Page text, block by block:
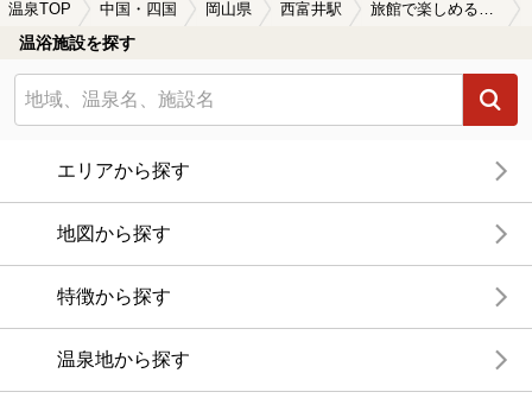
温泉TOP 中国・四国 岡山県 西富井駅 旅館で楽しめる西富井駅近くの温泉、日帰り温泉、スーパー銭湯おすすめ
温浴施設を探す
エリアから探す
地図から探す
特徴から探す
温泉地から探す